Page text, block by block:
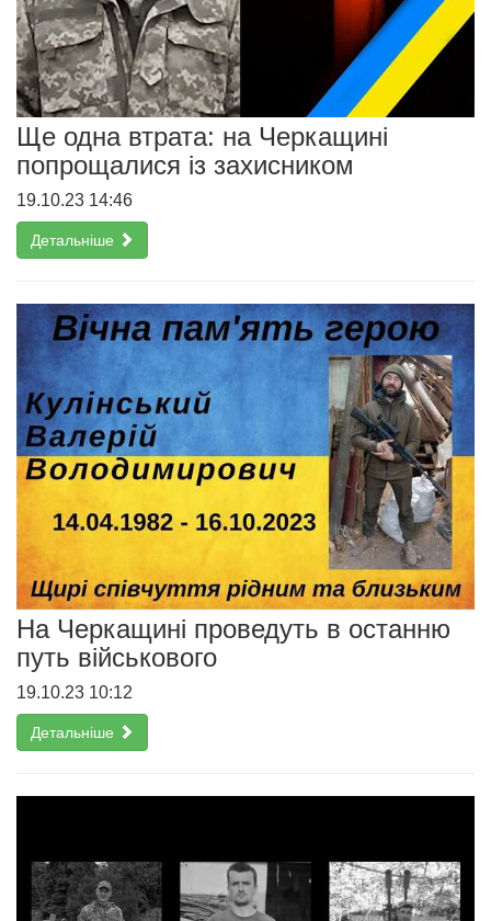
Ще одна втрата: на Черкащині
попрощалися із захисником
19.10.23 14:46
Детальніше
На Черкащині проведуть в останню
путь військового
19.10.23 10:12
Детальніше